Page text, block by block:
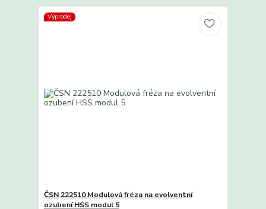
Výprodej
ČSN 222510 Modulová fréza na evolventní
ozubení HSS modul 5